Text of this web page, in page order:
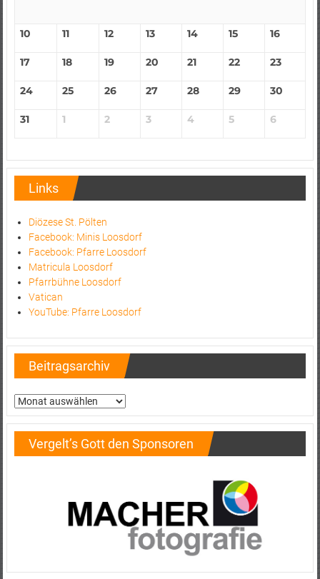
10 11 12 13 14 15 16
17 18 19 20 21 22 23
24 25 26 27 28 29 30
31 1 2 3 4 5 6
Links
Diözese St. Pölten
Facebook: Minis Loosdorf
Facebook: Pfarre Loosdorf
Matricula Loosdorf
Pfarrbühne Loosdorf
Vatican
YouTube: Pfarre Loosdorf
Beitragsarchiv
Beitragsarchiv
Vergelt’s Gott den Sponsoren